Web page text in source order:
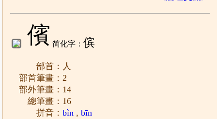
儐 简化字：傧
部首：人
部首筆畫：2
部外筆畫：14
總筆畫：16
拼音：bìn ,bīn